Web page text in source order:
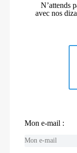
N’attends
avec nos
Mon e-mail :